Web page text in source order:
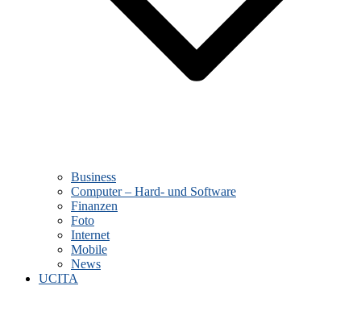
Business
Computer – Hard- und Software
Finanzen
Foto
Internet
Mobile
News
UCITA